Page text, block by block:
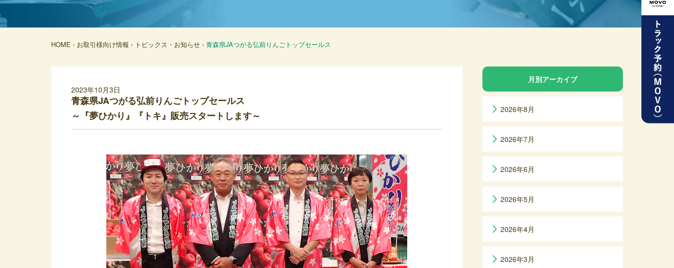
HOME › お取引様向け情報 › トピックス・お知らせ › 青森県JAつがる弘前りんごトップセールス
2023年10月3日
青森県JAつがる弘前りんごトップセールス
～『夢ひかり』『トキ』販売スタートします～
月別アーカイブ
2026年8月
2026年7月
2026年6月
2026年5月
2026年4月
2026年3月